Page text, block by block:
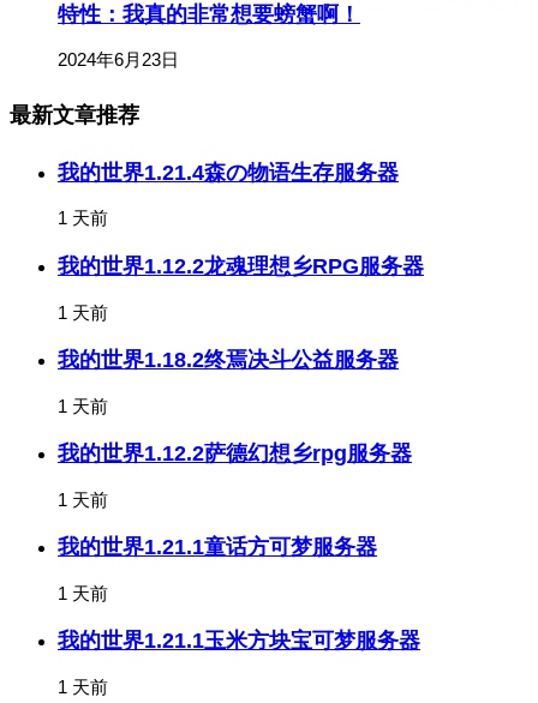
特性：我真的非常想要螃蟹啊！
2024年6月23日
最新文章推荐
我的世界1.21.4森の物语生存服务器
1 天前
我的世界1.12.2龙魂理想乡RPG服务器
1 天前
我的世界1.18.2终焉决斗公益服务器
1 天前
我的世界1.12.2萨德幻想乡rpg服务器
1 天前
我的世界1.21.1童话方可梦服务器
1 天前
我的世界1.21.1玉米方块宝可梦服务器
1 天前